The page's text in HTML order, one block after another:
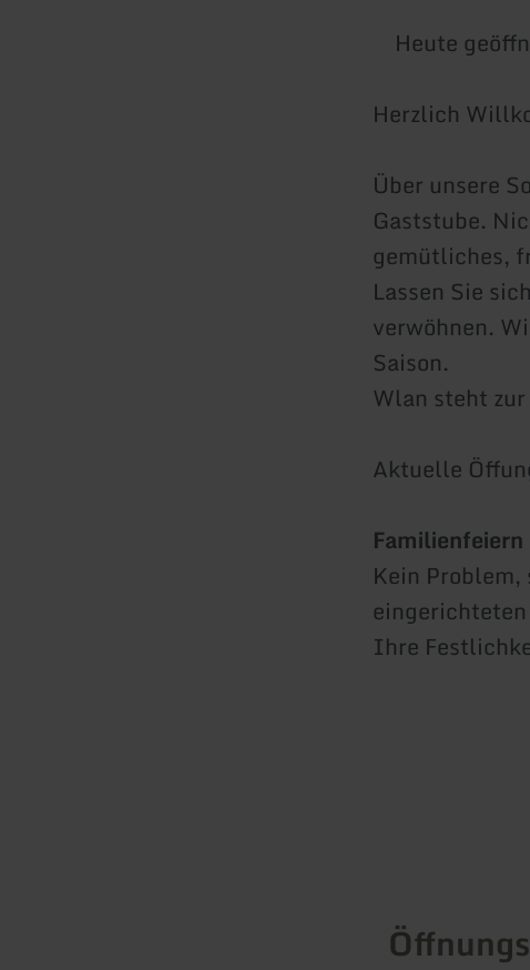
Heute
Herzlich
Über unsere
Gaststube.
gemütliches,
Lassen Sie
verwöhnen.
Saison.
Wlan steht
Aktuelle
Familienfeiern
Kein
Ihre